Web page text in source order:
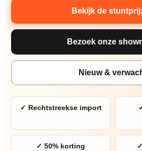
Bekijk de
Bezoek onze
Nieuw &
✓ Rechtstreekse import
✓ 50% korting